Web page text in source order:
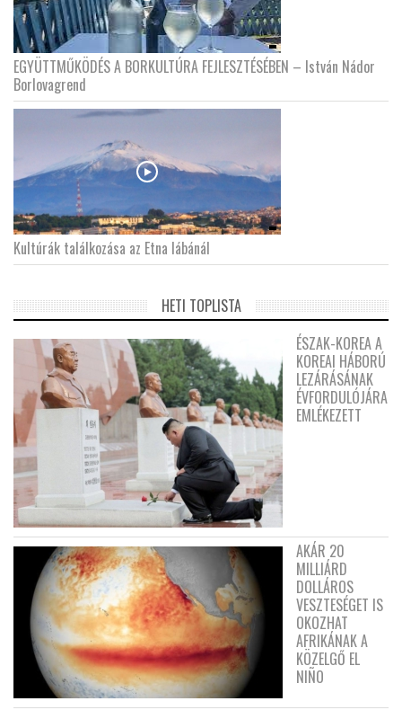
EGYÜTTMŰKÖDÉS A BORKULTÚRA FEJLESZTÉSÉBEN – István Nádor
Borlovagrend
Kultúrák találkozása az Etna lábánál
HETI TOPLISTA
ÉSZAK-KOREA A
KOREAI HÁBORÚ
LEZÁRÁSÁNAK
ÉVFORDULÓJÁRA
EMLÉKEZETT
AKÁR 20
MILLIÁRD
DOLLÁROS
VESZTESÉGET IS
OKOZHAT
AFRIKÁNAK A
KÖZELGŐ EL
NIÑO